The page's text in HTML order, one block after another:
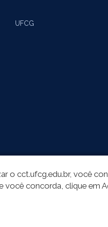
UFCG
o cct.ufcg.edu.br, você
você concorda, clique em